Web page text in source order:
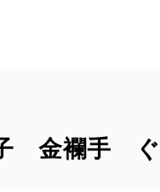
子 金襴手